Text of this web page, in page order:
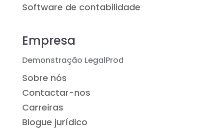
Software de contabilidade
Empresa
Demonstração LegalProd
Sobre nós
Contactar-nos
Carreiras
Blogue jurídico